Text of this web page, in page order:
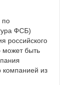
по
ФСБ)
российского
может быть
компанией из